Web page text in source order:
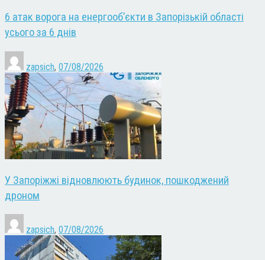
6 атак ворога на енергооб’єкти в Запорізькій області
усього за 6 днів
zapsich, 07/08/2026
У Запоріжжі відновлюють будинок, пошкоджений
дроном
zapsich, 07/08/2026